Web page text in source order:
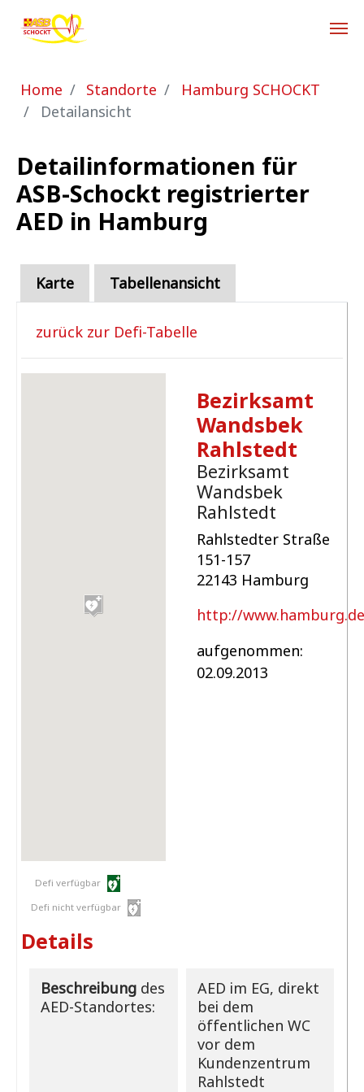
Zum Hauptinhalt springen
Sie sind hier:
Home Standorte
Hamburg SCHOCKT
Detailansicht
Detailinformationen für
ASB-Schockt registrierter
AED in Hamburg
Karte Tabellenansicht
zurück zur Defi-Tabelle
Defi verfügbar
Defi nicht verfügbar
Bezirksamt
Wandsbek
Rahlstedt
Bezirksamt
Wandsbek
Rahlstedt
Rahlstedter Straße
151-157
22143 Hamburg
http://
aufgenommen:
02.09.2013
Details
Beschreibungdes
AED-Standortes:
AED im EG, direkt
bei dem
öffentlichen WC
vor dem
Kundenzentrum
Rahlstedt